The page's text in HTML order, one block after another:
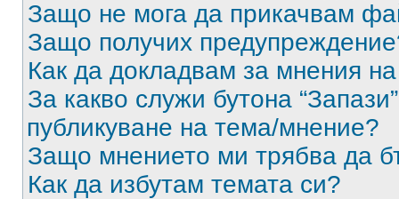
Защо не мога да прикачвам
Защо получих
Как да докладвам за мнения
За какво служи бутона
публикуване на тема/мнение?
Защо мнението ми трябва да
Как да избутам темата си?